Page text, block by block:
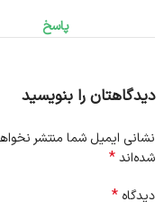
پاسخ
دیدگاهتان را بنویسید
نشانی ایمیل شما منتشر
شده‌اند*
دیدگاه *